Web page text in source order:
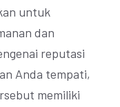
untuk
dan
reputasi
Anda tempati,
memiliki